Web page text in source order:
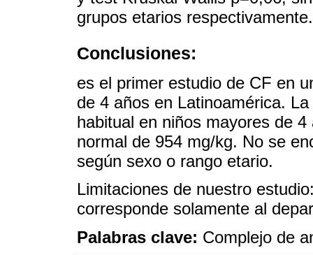
grupos etarios respectivamente.
Conclusiones:
es el primer estudio de CF en
de 4 años en Latinoamérica.
habitual en niños mayores de
normal de 954 mg/kg. No se
según sexo o rango etario.
Limitaciones de nuestro
corresponde solamente al
Palabras clave: Complejo de